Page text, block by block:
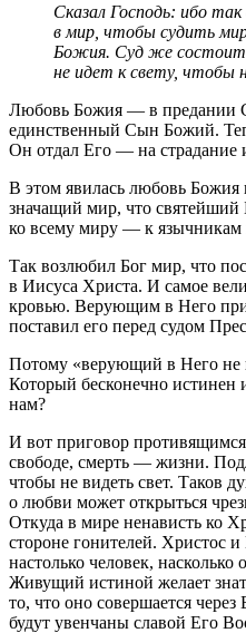
Сказал Господь: ибо
в мир, чтобы судить
Божия. Суд же состоит
не идет к свету, чтобы
Любовь Божия — в предании
единственный Сын Божий.
Он отдал Его — на страдание
В этом явилась любовь Божия
значащий мир, что святейший
ко всему миру — к язычникам
Так возлюбил Бог мир, что
в Иисуса Христа. И самое
кровью. Верующим в Него
поставил его перед судом
Потому «верующий в Него не
Который бесконечно истинен
нам?
И вот приговор
свободе, смерть — жизни.
чтобы не видеть свет. Таков
о любви может открыться
Откуда в мире ненависть ко
стороне гонителей. Христос
настолько человек,
Живущий истиной желает
то, что оно совершается
будут увенчаны славой Его